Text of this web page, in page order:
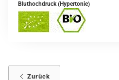
Bluthochdruck (Hypertonie)
Zurück